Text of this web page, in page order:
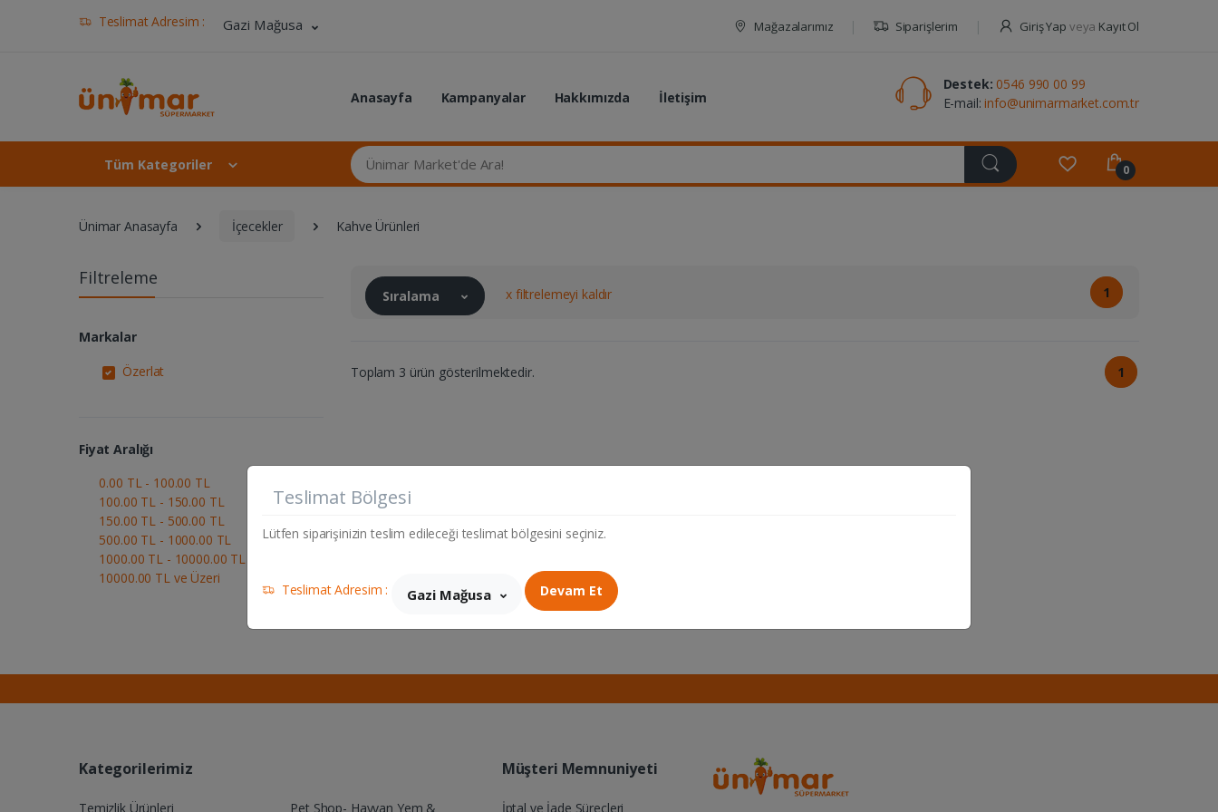
Teslimat Adresim : Gazi Mağusa Mağazalarımız Siparişlerim Giriş Yap veya Kayıt Ol
Anasayfa Kampanyalar Hakkımızda İletişim
Destek: 0546 990 00 99
E-mail: info@unimarmarket.com.tr
Tüm Kategoriler
Ünimar Market'de Ara...
0
Ünimar Anasayfa İçecekler Kahve Ürünleri
Filtreleme
Markalar
Özerlat
Fiyat Aralığı
0.00 TL - 100.00 TL
100.00 TL - 150.00 TL
150.00 TL - 500.00 TL
500.00 TL - 1000.00 TL
1000.00 TL - 10000.00 TL
10000.00 TL ve Üzeri
Sıralama x filtrelemeyi kaldır 1
Toplam 3 ürün gösterilmektedir. 1
Kategorilerimiz
Temizlik Ürünleri Pet Shop- Hayvan Yem &
Müşteri Memnuniyeti
İptal ve İade Süreçleri
Teslimat Bölgesi
Lütfen siparişinizin teslim edileceği teslimat bölgesini seçiniz.
Teslimat Adresim : Gazi Mağusa Devam Et